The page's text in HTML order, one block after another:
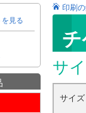
を見る
印刷
サ
サイズ